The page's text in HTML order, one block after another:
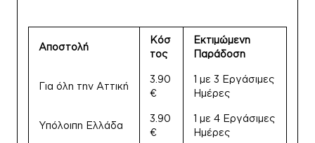
Αποστολή
Κόσ
τος
Εκτιμώμενη
Παράδοση
Για όλη την Αττική
3.90
€
1 με 3 Εργάσιμες
Ημέρες
Υπόλοιπη Ελλάδα
3.90
€
1 με 4 Εργάσιμες
Ημέρες